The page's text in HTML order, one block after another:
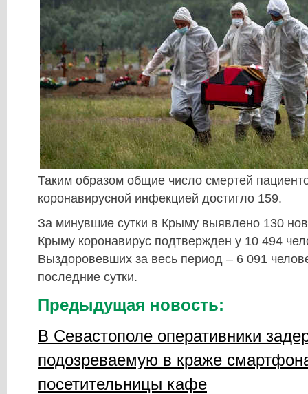
Таким образом общие число смертей
коронавирусной инфекцией достигло 159.
За минувшие сутки в Крыму выявлено 130
Крыму коронавирус подтвержден у 10 494
Выздоровевших за весь период – 6 091
последние сутки.
Предыдущая новость:
В Севастополе оперативники
подозреваемую в краже
посетительницы кафе